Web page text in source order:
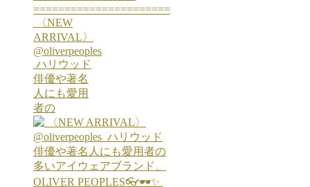
⁡ 〈NEW
ARRIVAL〉
@oliverpeoples
⁡ ハリウッド
俳優や著名
人にも愛用
者の